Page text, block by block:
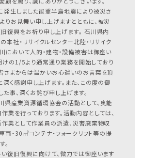
発生しました能登半島地震により被災さ
りお見舞い申し上げますとともに、被災
復興をお祈り申し上げます。 石川県内
本社・リサイクルセンター北陸・リサイク
において人的・建物・設備被害は御座い
けの1/5より通常通り業務を開始しており
さまからは温かいお心遣いのお言葉を頂
深く感謝申し上げます。また、この度の御
事、深くお詫び申し上げます。
県産業資源循環協会の活動として、奥能
業を行っております。活動内容としては、
業として作業員の派遣、災害廃棄物収
両・30㎥コンテナ・フォークリフト等の提
。
復旧復興に向けて、微力では御座います